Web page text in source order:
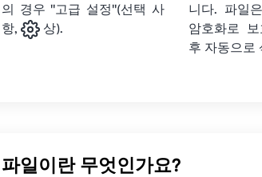
의 경우 "고급 설정"(선택 사
항,
상).
니다. 파일
암호화로
후 자동으로
일이란 무엇인가요?